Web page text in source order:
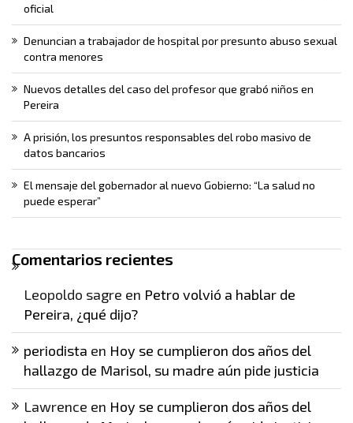
oficial
Denuncian a trabajador de hospital por presunto abuso sexual
contra menores
Nuevos detalles del caso del profesor que grabó niños en
Pereira
A prisión, los presuntos responsables del robo masivo de
datos bancarios
El mensaje del gobernador al nuevo Gobierno: “La salud no
puede esperar”
Comentarios recientes
Leopoldo sagre en Petro volvió a hablar de
Pereira, ¿qué dijo?
periodista en Hoy se cumplieron dos años del
hallazgo de Marisol, su madre aún pide justicia
Lawrence en Hoy se cumplieron dos años del